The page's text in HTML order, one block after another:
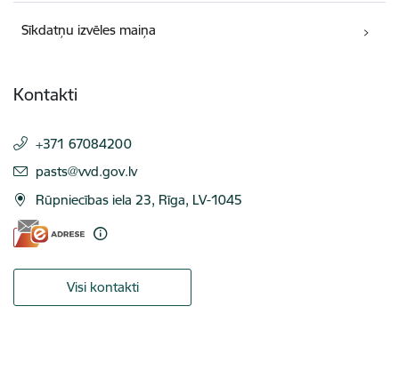
Sīkdatņu izvēles maiņa
Kontakti
+371 67084200
E-pasts:
pasts@vvd.gov.lv
Rūpniecības iela 23, Rīga, LV-1045
Visi kontakti